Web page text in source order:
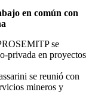
en común con
se
privada en proyectos
se reunió con
mineros y